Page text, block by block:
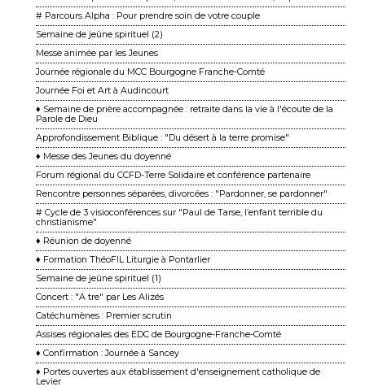
# Parcours Alpha : Pour prendre soin de votre couple
Semaine de jeûne spirituel (2)
Messe animée par les Jeunes
Journée régionale du MCC Bourgogne Franche-Comté
Journée Foi et Art à Audincourt
♦ Semaine de prière accompagnée : retraite dans la vie à l'écoute de la
Parole de Dieu
Approfondissement Biblique : "Du désert à la terre promise"
♦ Messe des Jeunes du doyenné
Forum régional du CCFD-Terre Solidaire et conférence partenaire
Rencontre personnes séparées, divorcées : "Pardonner, se pardonner"
# Cycle de 3 visioconférences sur "Paul de Tarse, l’enfant terrible du
christianisme"
♦ Réunion de doyenné
♦ Formation ThéoFIL Liturgie à Pontarlier
Semaine de jeûne spirituel (1)
Concert : "A tre" par Les Alizés
Catéchumènes : Premier scrutin
Assises régionales des EDC de Bourgogne-Franche-Comté
♦ Confirmation : Journée à Sancey
♦ Portes ouvertes aux établissement d'enseignement catholique de
Levier